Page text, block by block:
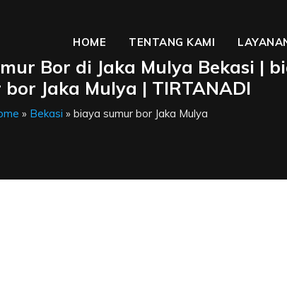
HOME TENTANG KAMI
Bor di Jaka Mulya Bekasi |
Jaka Mulya | TIRTANADI
» Bekasi » biaya sumur bor Jaka Mulya